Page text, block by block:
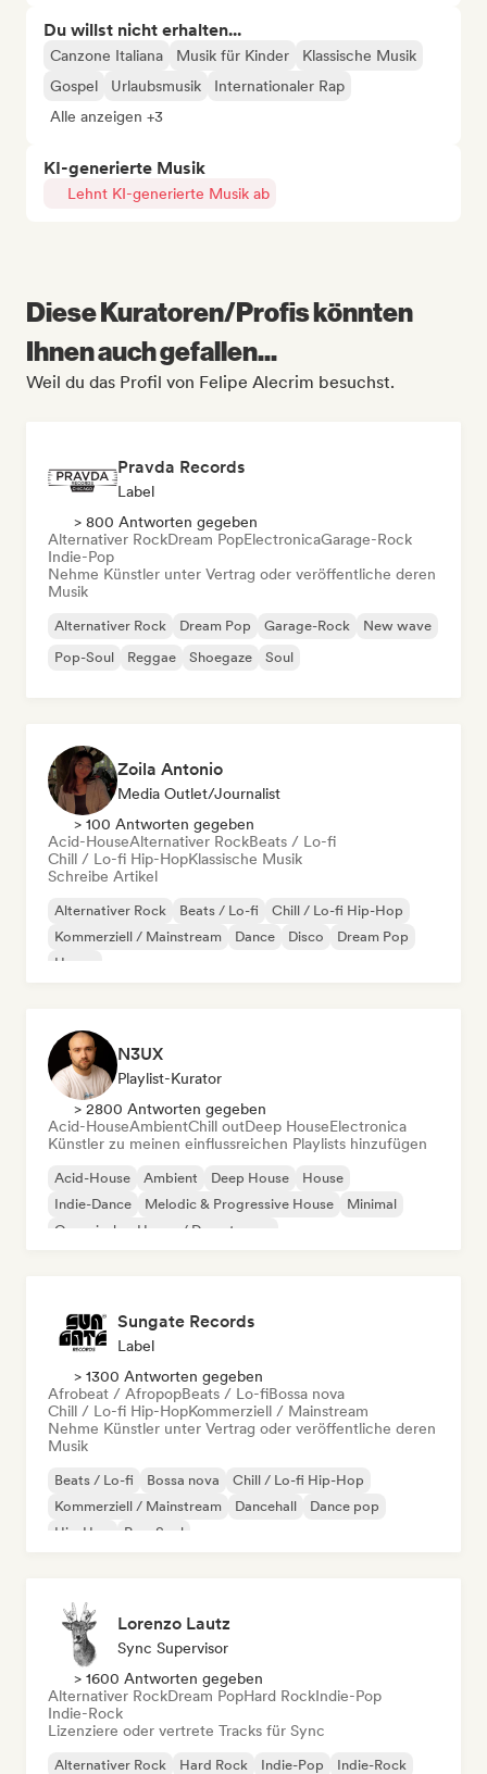
Du willst nicht erhalten...
Canzone Italiana Musik für Kinder
Klassische Musik
Gospel
Urlaubsmusik
Internationaler Rap
Alle anzeigen +3
KI-generierte Musik
Lehnt KI-generierte Musik ab
Diese Kuratoren/Profis könnten
Ihnen auch gefallen...
Weil du das Profil von Felipe Alecrim besuchst.
Pravda Records
Label
> 800 Antworten gegeben
Alternativer RockDream PopElectronicaGarage-Rock
Indie-Pop
Nehme Künstler unter Vertrag oder veröffentliche deren
Musik
Alternativer Rock Dream Pop Garage-Rock
New wave
Pop-Soul
Reggae Shoegaze Soul
Zoila Antonio
Media Outlet/Journalist
> 100 Antworten gegeben
Acid-HouseAlternativer RockBeats / Lo-fi
Chill / Lo-fi Hip-HopKlassische Musik
Schreibe Artikel
Alternativer Rock Beats / Lo-fi
Chill / Lo-fi Hip-Hop
Kommerziell / Mainstream
Dance Disco
Dream Pop
House
N3UX
Playlist-Kurator
> 2800 Antworten gegeben
Acid-HouseAmbientChill outDeep HouseElectronica
Künstler zu meinen einflussreichen Playlists hinzufügen
Acid-House Ambient Deep House
House
Indie-Dance
Melodic & Progressive House
Minimal
Organischer House / Downtempo
Sungate Records
Label
> 1300 Antworten gegeben
Afrobeat / AfropopBeats / Lo-fiBossa nova
Chill / Lo-fi Hip-HopKommerziell / Mainstream
Nehme Künstler unter Vertrag oder veröffentliche deren
Musik
Beats / Lo-fi Bossa nova
Chill / Lo-fi Hip-Hop
Kommerziell / Mainstream
Dancehall
Dance pop
Hip-Hop
Pop-Soul
Lorenzo Lautz
Sync Supervisor
> 1600 Antworten gegeben
Alternativer RockDream PopHard RockIndie-Pop
Indie-Rock
Lizenziere oder vertrete Tracks für Sync
Alternativer Rock Hard Rock Indie-Pop
Indie-Rock